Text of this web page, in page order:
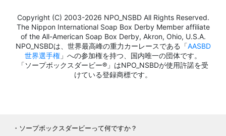
Copyright (C) 2003-2026 NPO_NSBD All Rights Reserved.
The Nippon International Soap Box Derby Member affiliate
of the All-American Soap Box Derby, Akron, Ohio, U.S.A.
NPO_NSBDは、世界最高峰の重力カーレースである「AASBD
世界選手権 」への参加権を持つ、国内唯一の団体です。
「ソープボックスダービー®」はNPO_NSBDが使用許諾を受
けている登録商標です。
ソープボックスダービーって何ですか？